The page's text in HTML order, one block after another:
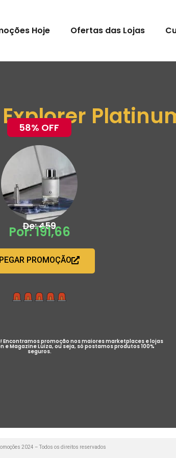
Hoje Ofertas das Lojas
58% OFF
De: 459
Por: 191,66
PEGAR PROMOÇÃO
Encontramos promoção nos maiores marketplaces e lojas
e Magazine Luiza, ou seja, só postamos produtos 100%
seguros.
2024 – Todos os direitos reservados